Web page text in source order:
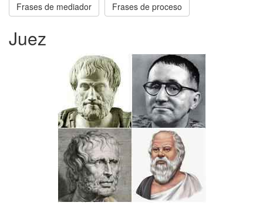
Frases de mediador Frases de proceso
Juez